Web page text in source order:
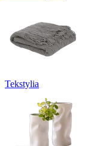
Tekstylia